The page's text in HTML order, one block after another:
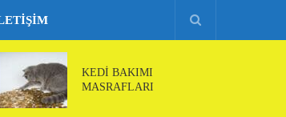
KEDİ BAKIMI
MASRAFLARI